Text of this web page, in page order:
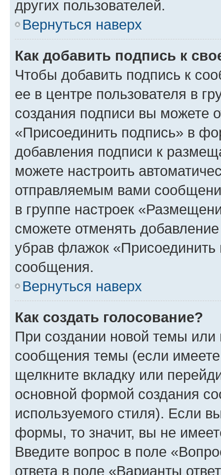
других пользователей.
Вернуться наверх
Как добавить подпись к
Чтобы добавить подпись к
ее в центре пользователя в
создания подписи вы можете
«Присоединить подпись» в
добавления подписи к
можете настроить
отправляемым вами
в группе настроек
сможете отменять
убрав флажок
сообщения.
Вернуться наверх
Как создать голосование?
При создании новой темы или
сообщения темы (если
щелкните вкладку или
основной формой создания
используемого стиля). Если
формы, то значит, вы не
Введите вопрос в поле
ответа в поле «Варианты